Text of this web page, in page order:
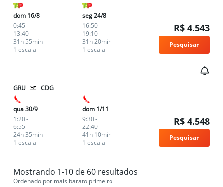
dom 16/8
0:45-
13:40
1 escala
31h 55min
seg 24/8
16:50-
19:10
1 escala
31h 20min
R$ 4.543
Pesquisar
GRU CDG
qua 30/9
1:20-
6:55
1 escala
24h 35min
dom 1/11
9:30-
22:40
1 escala
41h 10min
R$ 4.548
Pesquisar
Mostrando 1-10 de 60 resultados
Ordenado por mais barato primeiro